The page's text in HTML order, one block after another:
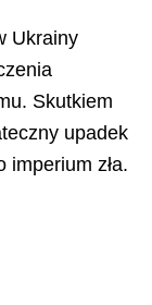
Ukrainy
Skutkiem
upadek
imperium zła.